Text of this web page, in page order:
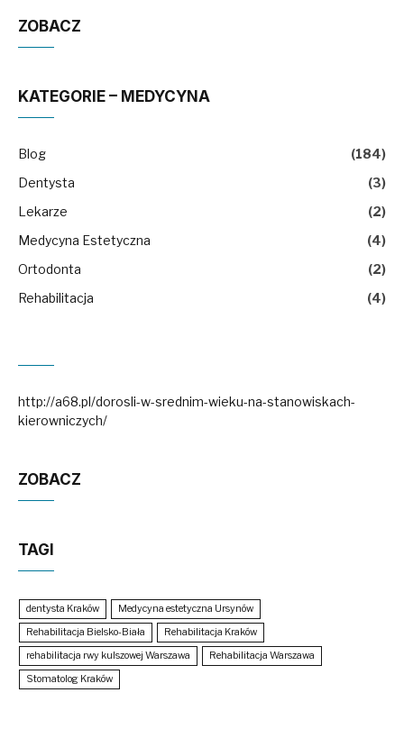
ZOBACZ
KATEGORIE – MEDYCYNA
Blog
(184)
Dentysta
(3)
Lekarze
(2)
Medycyna Estetyczna
(4)
Ortodonta
(2)
Rehabilitacja
(4)
http://a68.pl/dorosli-w-srednim-wieku-na-stanowiskach-
kierowniczych/
ZOBACZ
TAGI
dentysta Kraków
Medycyna estetyczna Ursynów
Rehabilitacja Bielsko-Biała
Rehabilitacja Kraków
rehabilitacja rwy kulszowej Warszawa
Rehabilitacja Warszawa
Stomatolog Kraków